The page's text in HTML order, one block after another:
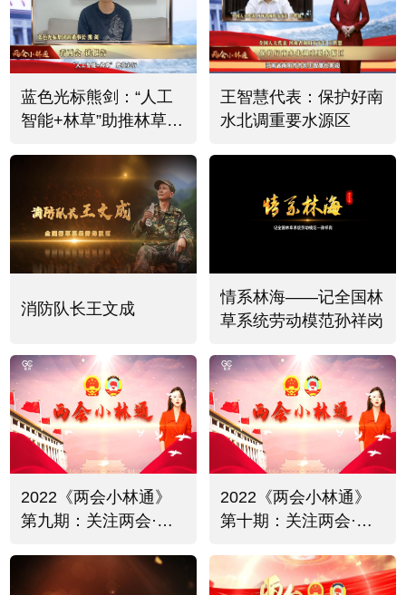
蓝色光标熊剑：“人工
智能+林草”助推林草事
王智慧代表：保护好南
水北调重要水源区
消防队长王文成
情系林海——记全国林
草系统劳动模范孙祥岗
2022《两会小林通》
第九期：关注两会·聚
2022《两会小林通》
第十期：关注两会·聚